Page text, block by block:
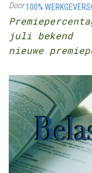
Door100%
juli bekend
nieuwe